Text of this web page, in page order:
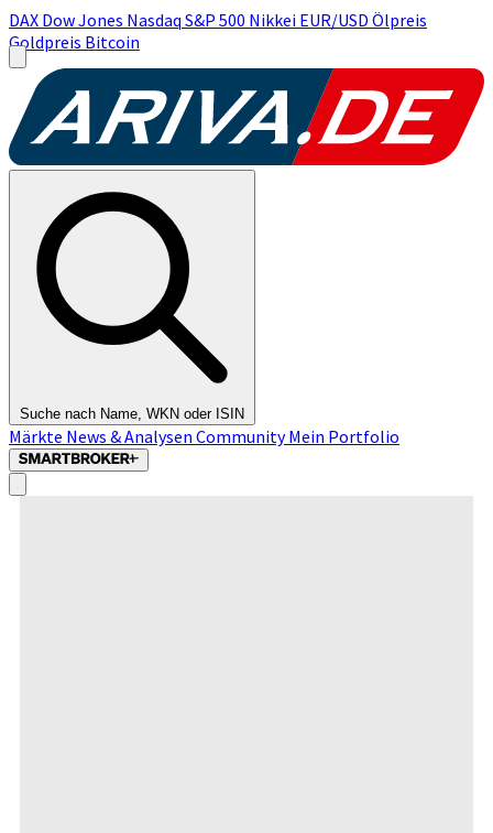
DAX Dow Jones Nasdaq S&P 500 Nikkei EUR/USD Ölpreis
Goldpreis Bitcoin
Suche nach Name, WKN oder ISIN
Märkte News & Analysen CommunityMein Portfolio